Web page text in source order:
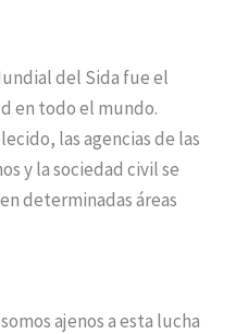
del Sida fue el
en todo el mundo.
las agencias de las
y la sociedad civil se
determinadas áreas
ajenos a esta lucha